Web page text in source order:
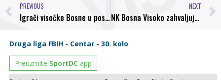
PREVIOUS
Igrači visočke Bosne u posebnim majicama izašli na teren u Tešnju
NEXT
NK Bosna Visoko zahvaljuje Tošku na korektnom prijemu a sportskim prijateljima iz Gradačca čestita jesenju titulu